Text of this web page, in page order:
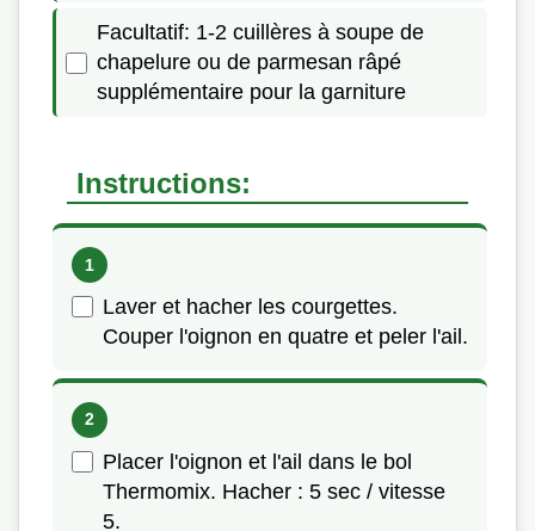
Facultatif: 1-2 cuillères à soupe de
chapelure ou de parmesan râpé
supplémentaire pour la garniture
Instructions:
Laver et hacher les courgettes.
Couper l'oignon en quatre et peler l'ail.
Placer l'oignon et l'ail dans le bol
Thermomix. Hacher : 5 sec / vitesse
5.